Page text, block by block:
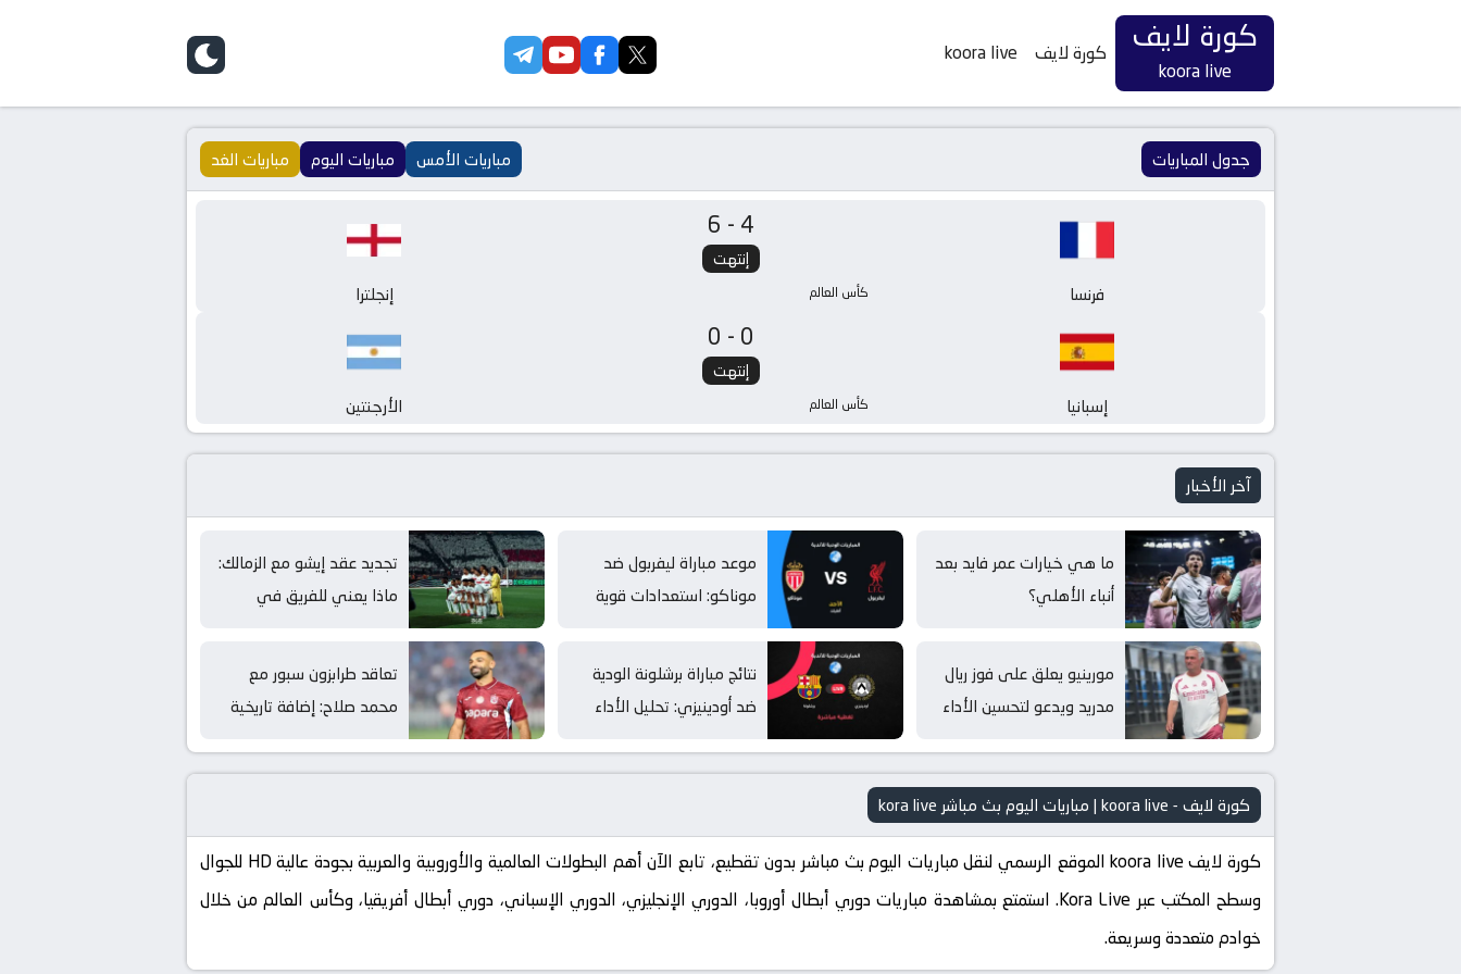
كورة لايف
koora live
كورة لايف koora live
جدول المباريات مباريات الأمس مباريات اليوم مباريات الغد
فرنسا
6-4
إنتهت
كأس العالم إنجلترا
إسبانيا
0-0
إنتهت
كأس العالم الأرجنتين
آخر الأخبار
ما هي خيارات عمر فايد بعد
أنباء الأهلي؟
موعد مباراة ليفربول ضد
موناكو: استعدادات قوية
تجديد عقد إيشو مع الزمالك:
ماذا يعني للفريق في
مورينيو يعلق على فوز ريال
مدريد ويدعو لتحسين الأداء
نتائج مباراة برشلونة الودية
ضد أودينيزي: تحليل الأداء
تعاقد طرابزون سبور مع
محمد صلاح: إضافة تاريخية
كورة لايف - koora live | مباريات اليوم بث مباشر kora live
كورة لايف koora live الموقع الرسمي لنقل مباريات اليوم بث مباشر بدون تقطيع، تابع الآن أهم البطولات العالمية والأوروبية والعربية بجودة عالية HD للجوال
وسطح المكتب عبر Kora Live. استمتع بمشاهدة مباريات دوري أبطال أوروبا، الدوري الإنجليزي، الدوري الإسباني، دوري أبطال أفريقيا، وكأس العالم من خلال
خوادم متعددة وسريعة.